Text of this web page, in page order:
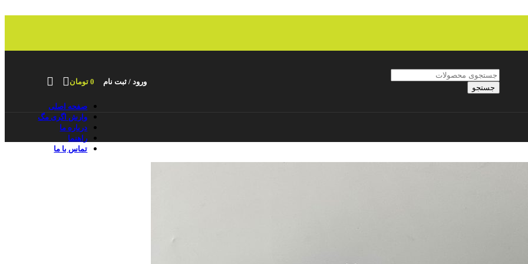
جستجو
ورود / ثبت نام 0 تومان
صفحه اصلی
وارش اگری مگ
درباره ما
راهنما
تماس با ما